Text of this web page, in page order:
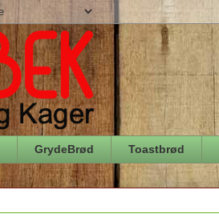
GrydeBrød Toastbrød